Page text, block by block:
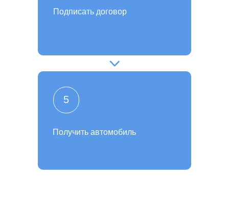
Получить автомобиль
5
Подписать договор